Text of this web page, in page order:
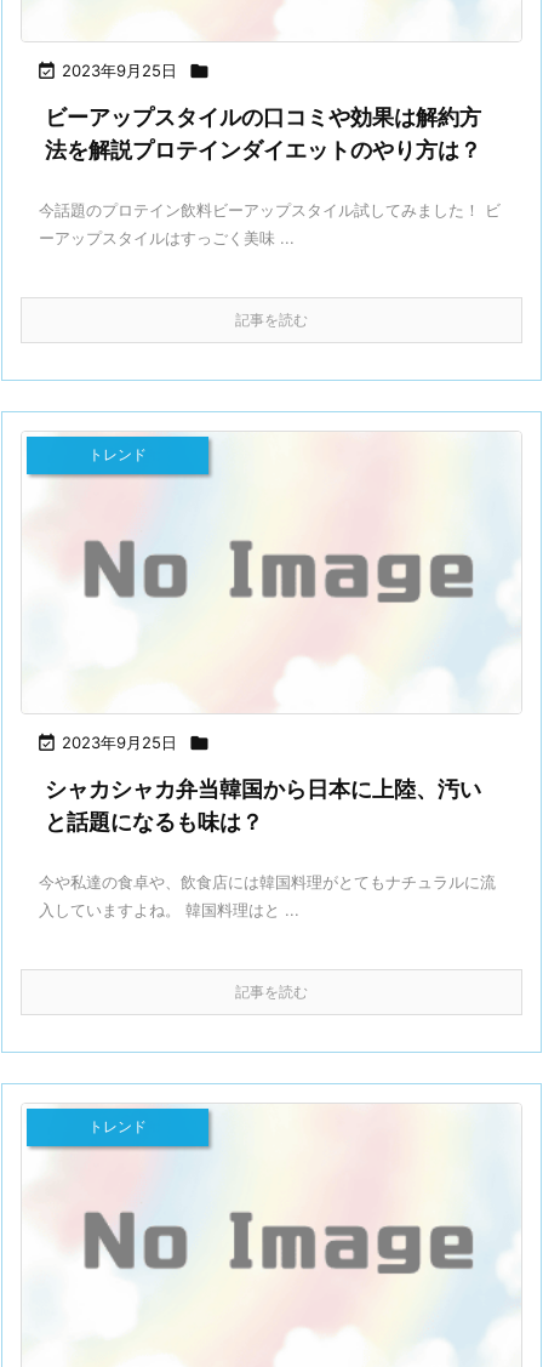
 2023年9月25日 
ビーアップスタイルの口コミや効果は解約方
法を解説プロテインダイエットのやり方は？
今話題のプロテイン飲料ビーアップスタイル試してみました！ ビ
ーアップスタイルはすっごく美味 ...
記事を読む
 2023年9月25日 
トレンド
シャカシャカ弁当韓国から日本に上陸、汚い
と話題になるも味は？
今や私達の食卓や、飲食店には韓国料理がとてもナチュラルに流
入していますよね。 韓国料理はと ...
記事を読む
トレンド